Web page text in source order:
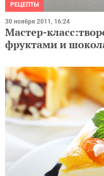
РЕЦЕПТЫ
30 ноября 2011, 16:24
Мастер-
фруктами и